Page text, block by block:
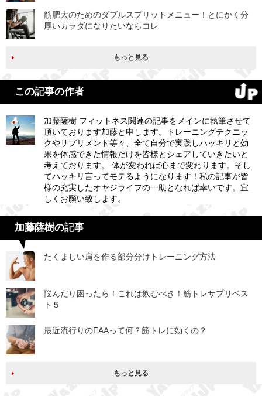
筋肥大のためのダブルスプリットメニュー！とにかく分
厚いカラダになりたいならコレ
もっと見る
この記事の作者
加藤薩樹 フィットネス関連の記事をメインに執筆させて
頂いております加藤と申します。トレーニングテクニッ
クやサプリメント等々、全て自分で実践しハッキリと効
果を体感できた情報だけを皆様とシェアしていきたいと
考えております。 体が変われば心まで変わります。そし
てハッキリ言ってモテるようになります！私の記事が皆
様の充実したオヤジライフの一助となれば幸いです。宜
しくお願い致します。
加藤薩樹の記事
たくましい肩を作る部分分けトレーニング方法
悩んだり困ったら！これは飲むべき！筋トレサプリベス
ト５
最近流行りのEAAって何？筋トレに効くの？
もっと見る